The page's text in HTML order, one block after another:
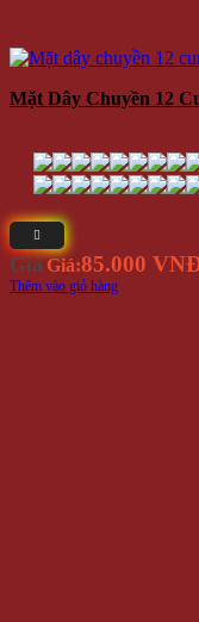
Mặt Dây Chuyền 12
Giá Giá:85.000
Thêm vào giỏ hàng